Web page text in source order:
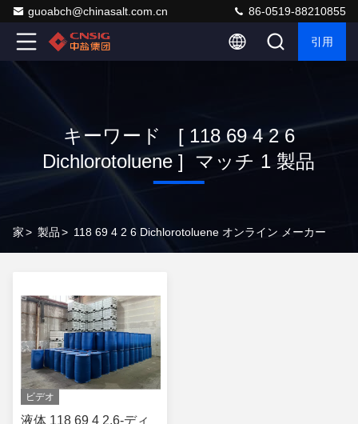
guoabch@chinasalt.com.cn 86-0519-88210855
引用
キーワード [ 118 69 4 2 6
Dichlorotoluene ] マッチ 1 製品
家> 製品> 118 69 4 2 6 Dichlorotoluene オンライン メーカー
ビデオ
液体 118 69 4 2,6-ディ